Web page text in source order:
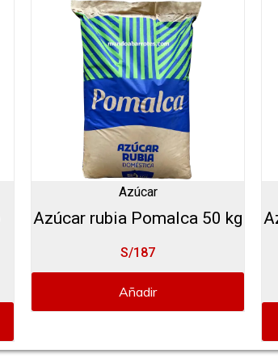
Azúcar
Azúcar rubia Pomalca 50 kg
S/187
Añadir